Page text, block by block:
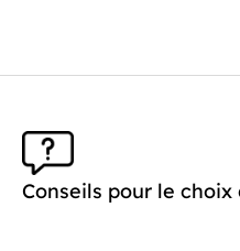
Conseils pour le